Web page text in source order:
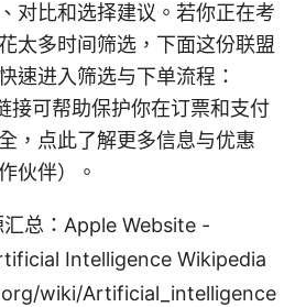
对比和选择建议。若你正在考
太多时间筛选，下面这份联盟
速进入筛选与下单流程：
接可帮助保护你在订票和支付
，点此了解更多信息与优惠
伙伴）。
总：Apple Website -
Intelligence Wikipedia
wiki/Artificial_intelligence